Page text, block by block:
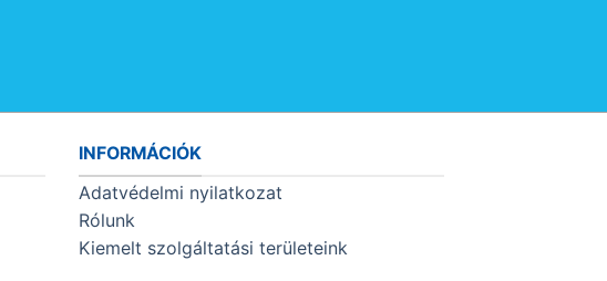
INFORMÁCIÓK
Adatvédelmi nyilatkozat
Rólunk
Kiemelt szolgáltatási területeink